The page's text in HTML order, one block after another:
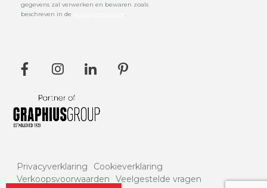
gegevens zal verwerken en bewaren zoals
beschreven in de
.
Privacyverklaring
Cookieverklaring
Verkoopsvoorwaarden
Veelgestelde vragen